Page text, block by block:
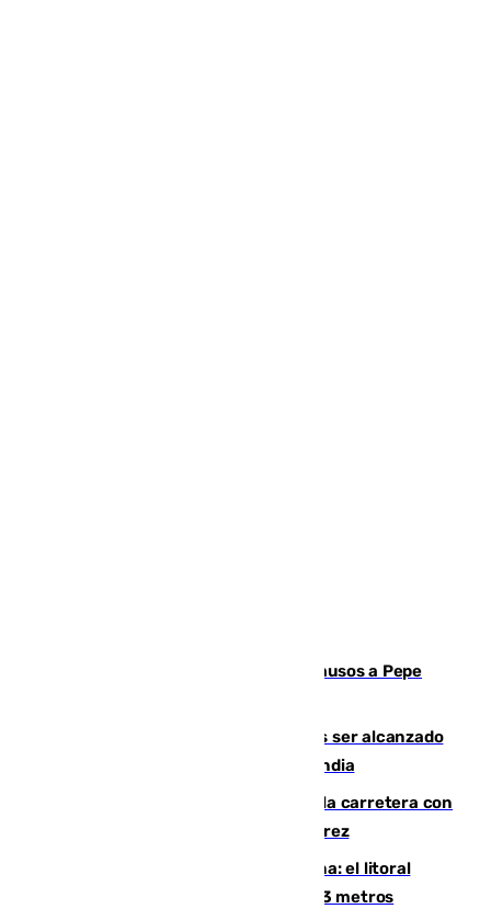
Granada despide con lágrimas y aplausos a Pepe
Un futbolista de 24 años muere tras ser alcanzado
por un rayo durante un partido en Tailandia
Muere un conductor tras salirse de la carretera con
su turismo en la A-480 a la altura de Jerez
Julio supera a junio en basura marina: el litoral
occidental malagueño recoge más de 33 metros